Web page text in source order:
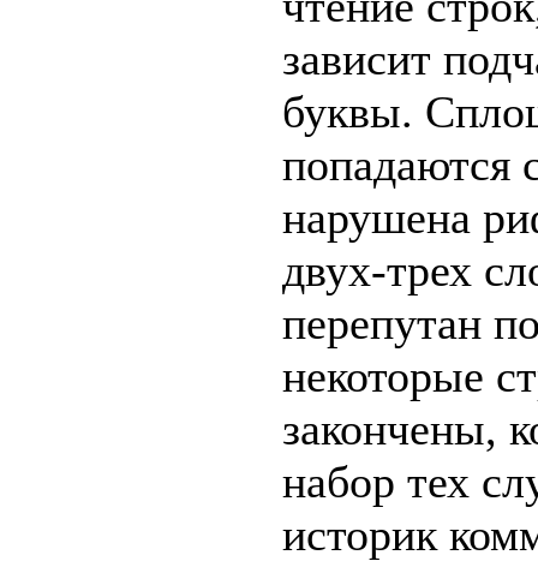
зависит
буквы.
попадаются
нарушена
двух-трех
перепутан
некоторые
закончены,
набор тех
историк